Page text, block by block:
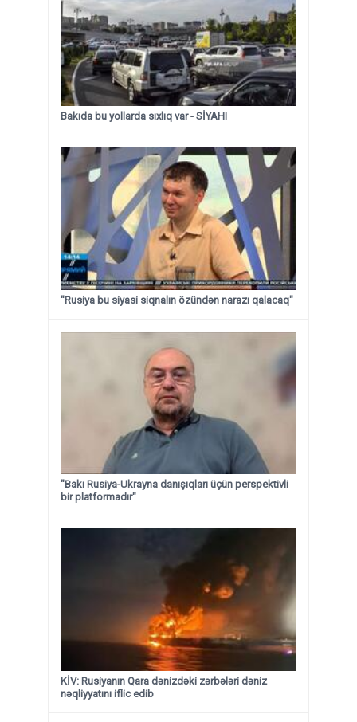
Bakıda bu yollarda sıxlıq var - SİYAHI
"Rusiya bu siyasi siqnalın özündən narazı qalacaq"
"Bakı Rusiya-Ukrayna danışıqları üçün perspektivli
bir platformadır"
KİV: Rusiyanın Qara dənizdəki zərbələri dəniz
nəqliyyatını iflic edib